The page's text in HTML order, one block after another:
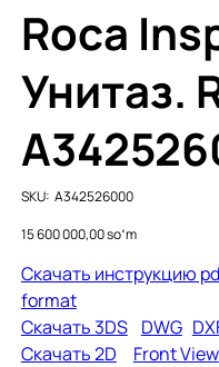
Roca
Унитаз.
SKU:
SKU
A342526000
A342526000
Price
15 600 000,00 soʻm
Cкачать инструкцию
format
Скачать3DS DWG D
Скачать 2D
Front View